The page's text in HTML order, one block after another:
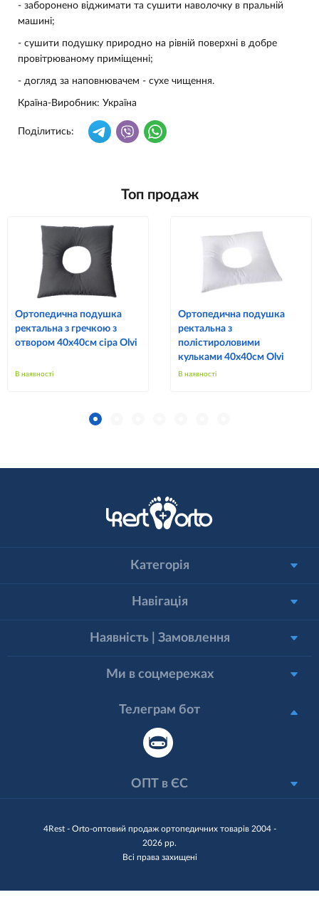
- заборонено віджимати та сушити наволочку в пральній
машині;
- сушити подушку природно на рівній поверхні в добре
провітрюваному приміщенні;
- догляд за наповнювачем - сухе чищення.
Країна-Виробник: Україна
Поділитись:
Топ продаж
Ортопедична подушка
ректальна з гречкою з
отвором 40х40см сіра Olvi
В наявності
Ортопедична подушка
ректальна з
полістироловими
кульками 40х40см Olvi
В наявності
4Rest - Orto-оптовий продаж ортопедичних товарів 2004 -
2026 рр.
Всі права захищені
Категорія
Навігація
Наявність | Замовлення
Ми в соцмережах
Телеграм бот
ОПТ в ЄС